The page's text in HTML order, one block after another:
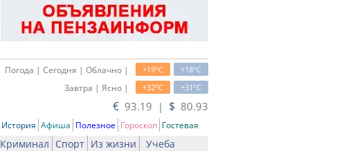
+18oC
+19oC
Погода | Сегодня | Облачно |
+31oC
+32oC
Завтра | Ясно |
€ 93.19 | $ 80.93
История Афиша Полезное Гороскоп Гостевая
Криминал Спорт Из жизни Учеба